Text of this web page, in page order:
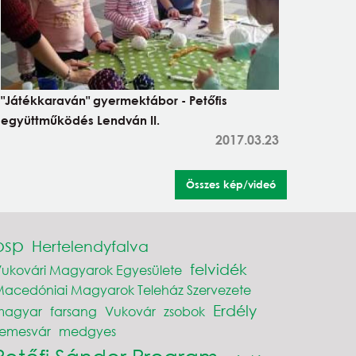
"Játékkaraván" gyermektábor - Petőfis
együttműködés Lendván II.
2017.03.23
Összes kép/videó
Hertelendyfalva
Magyarok Egyesülete felvidék
Magyarok Teleház Szervezete
farsang Vukovár zsobok Erdély
medgyes